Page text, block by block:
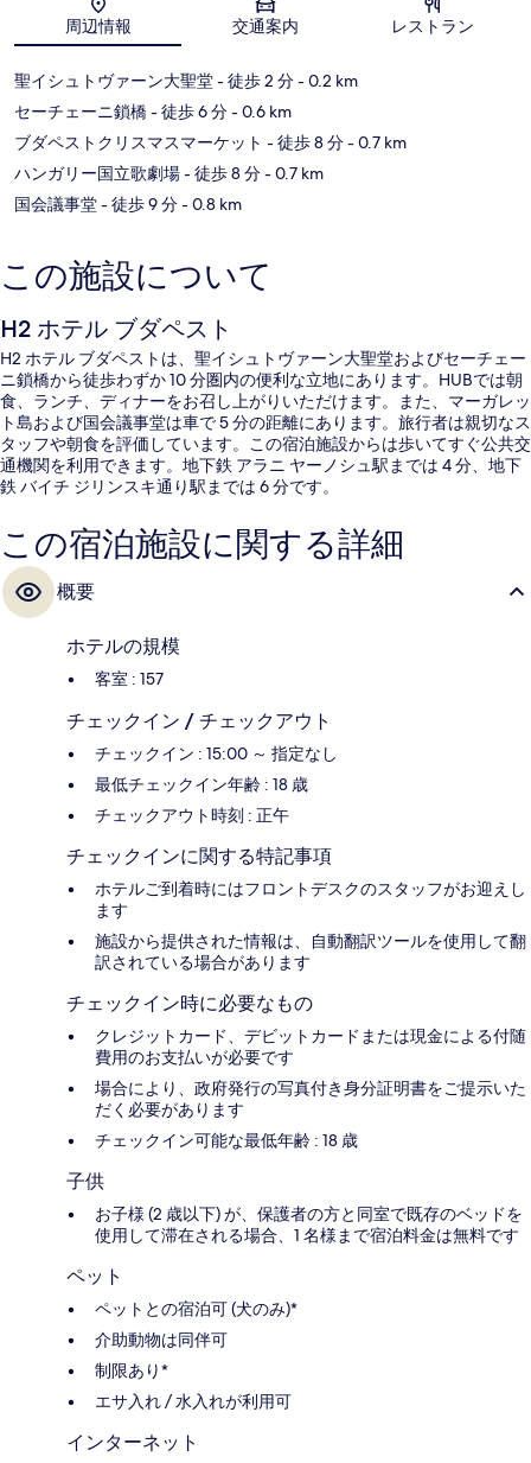
地図
周辺情報 交通案内 レストラン
聖イシュトヴァーン大聖堂- 徒歩 2 分- 0.2 km
セーチェーニ鎖橋- 徒歩 6 分- 0.6 km
ブダペストクリスマスマーケット - 徒歩 8 分- 0.7 km
ハンガリー国立歌劇場- 徒歩 8 分- 0.7 km
国会議事堂- 徒歩 9 分- 0.8 km
この施設について
H2 ホテル ブダペスト
H2 ホテル ブダペストは、聖イシュトヴァーン大聖堂およびセーチェー
ニ鎖橋から徒歩わずか 10 分圏内の便利な立地にあります。HUBでは朝
食、ランチ、ディナーをお召し上がりいただけます。また、マーガレッ
ト島および国会議事堂は車で 5 分の距離にあります。旅行者は親切なス
タッフや朝食を評価しています。この宿泊施設からは歩いてすぐ公共交
通機関を利用できます。地下鉄 アラニ ヤーノシュ駅までは 4 分、地下
鉄 バイチ ジリンスキ通り駅までは 6 分です。
この宿泊施設に関する詳細
概要
ホテルの規模
客室 : 157
チェックイン / チェックアウト
チェックイン : 15:00 ～ 指定なし
最低チェックイン年齢 : 18 歳
チェックアウト時刻 : 正午
チェックインに関する特記事項
ホテルご到着時にはフロントデスクのスタッフがお迎えし
ます
施設から提供された情報は、自動翻訳ツールを使用して翻
訳されている場合があります
チェックイン時に必要なもの
クレジットカード、デビットカードまたは現金による付随
費用のお支払いが必要です
場合により、政府発行の写真付き身分証明書をご提示いた
だく必要があります
チェックイン可能な最低年齢 : 18 歳
子供
お子様 (2 歳以下) が、保護者の方と同室で既存のベッドを
使用して滞在される場合、1 名様まで宿泊料金は無料です
ペット
ペットとの宿泊可 (犬のみ)*
介助動物は同伴可
制限あり*
エサ入れ / 水入れが利用可
インターネット